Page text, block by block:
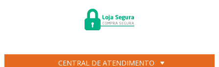
CENTRAL DE ATENDIMENTO